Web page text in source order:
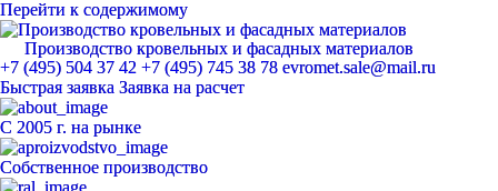
Перейти к содержимому
Производство кровельных и фасадных материалов
ЕвроМет
+7 (495) 504 37 42 +7 (495) 745 38 78 evromet.sale@mail.ru
Быстрая заявка Заявка на расчет
С 2005 г. на рынке
Собственное производство